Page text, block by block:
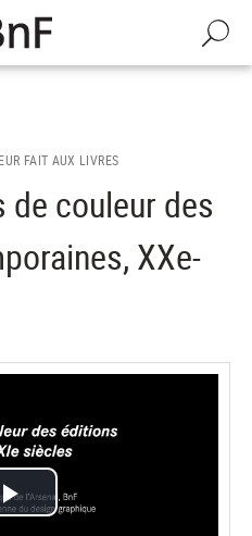
Recherche
FAIT AUX LIVRES
couleur des
XXe-
Lire